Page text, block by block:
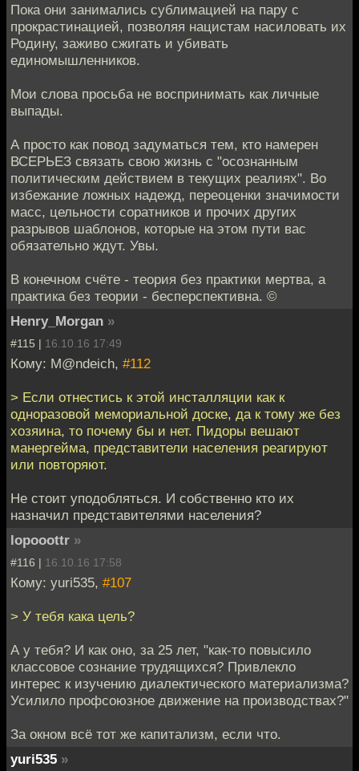
Пока они занимались сублимацией на пару с
прокрастинацией, позволяя нацистам насиловать их
Родину, заживо сжигать и убивать
единомышленников.
Мои слова просьба не воспринимать как личные
выпады.
А просто как повод задуматься тем, кто намерен
ВСЕРЬЕЗ связать свою жизнь с "осознанным
политическим действием в текущих реалиях". Во
избежание ложных надежд, переоценки значимости
масс, цельности соратников и прочих других
разрывов шаблонов, которые на этом пути вас
обязательно ждут. Увы.
В конечном счёте - теория без практики мертва, а
практика без теории - бесперспективна. ©
Henry_Morgan »
#115 | 16.10.16 17:49
Кому: M@ndeich, #112
> Если отнестись к этой инсталляции как к
одноразовой мемориальной доске, да к тому же без
хозяина, то почему бы и нет. Пидоры вешают
манергейма, представители населения реагируют
или повторяют.
Не стоит уподобляться. И собственно кто их
назначил представителями населения?
lopooottr »
#116 | 16.10.16 17:58
Кому: yuri535, #107
> У тебя кака цель?
А у тебя? И как оно, за 25 лет, "как-то повысило
классовое сознание трудящихся? Привлекло
интерес к изучению диалектического материализма?
Усилило профсоюзное движение на производствах?"
За окном всё тот же капитализм, если что.
yuri535 »